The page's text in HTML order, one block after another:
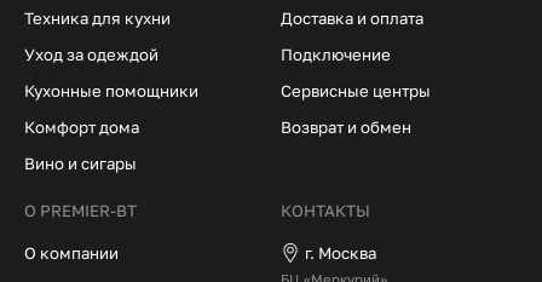
Техника для кухни
Уход за одеждой
Кухонные помощники
Комфорт дома
Вино и сигары
Доставка и оплата
Подключение
Сервисные центры
Возврат и обмен
О PREMIER-BT
О компании
КОНТАКТЫ
г. Москва
БЦ «Меркурий»,